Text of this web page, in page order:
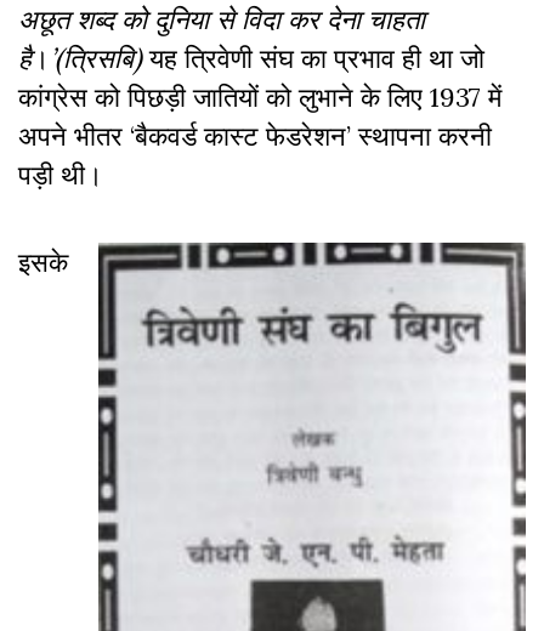
अछूत शब्द को दुनिया से विदा कर देना चाहता
है। ’(त्रिसबि)यह त्रिवेणी संघ का प्रभाव ही था जो
कांग्रेस को पिछड़ी जातियों को लुभाने के लिए 1937 में
अपने भीतर ‘बैकवर्ड कास्ट फेडरेशन’ स्थापना करनी
पड़ी थी।
इसके